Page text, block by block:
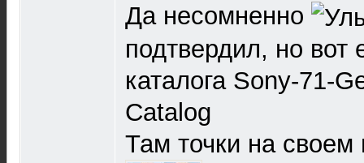
Да несомненно
подтвердил, но вот
каталога Sony-71-
Catalog
Там точки на своем